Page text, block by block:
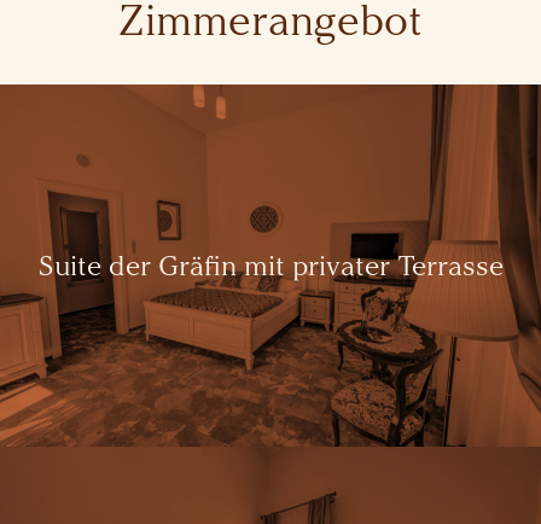
Zimmerangebot
Suite der Gräfin mit privater Terrasse